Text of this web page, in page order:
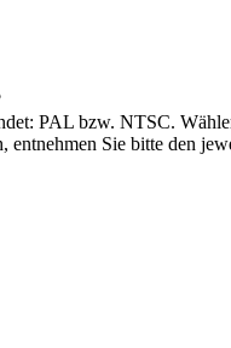
PAL bzw. NTSC.
Sie bitte den